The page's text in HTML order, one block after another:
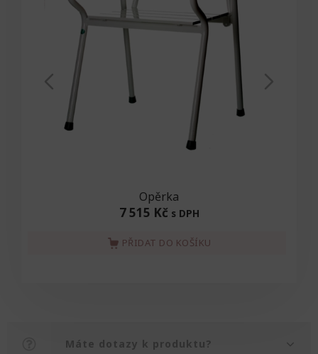
Opěrka
7 515 Kč s DPH
PŘIDAT DO KOŠÍKU
Máte dotazy k produktu?